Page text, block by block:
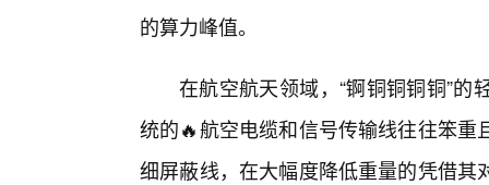
的算力峰值。
在航空航天领域，“锕铜铜铜铜”
统的🔥航空电缆和信号传输线往往笨
细屏蔽线，在大幅度降低重量的凭借